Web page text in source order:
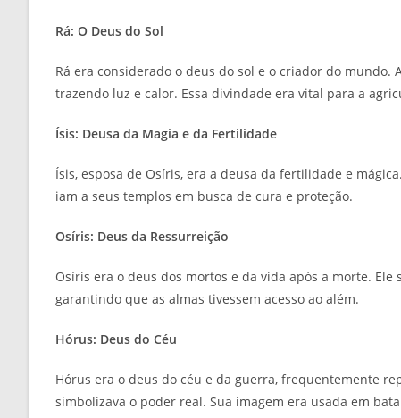
Rá: O Deus do Sol
Rá era considerado o deus do sol e o criador do mundo.
trazendo luz e calor. Essa divindade era vital para a
Ísis: Deusa da Magia e da Fertilidade
Ísis, esposa de Osíris, era a deusa da fertilidade e
iam a seus templos em busca de cura e proteção.
Osíris: Deus da Ressurreição
Osíris era o deus dos mortos e da vida após a morte.
garantindo que as almas tivessem acesso ao além.
Hórus: Deus do Céu
Hórus era o deus do céu e da guerra, frequentemente
simbolizava o poder real. Sua imagem era usada em